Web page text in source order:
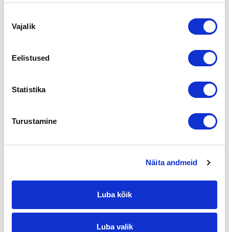
valik
Vajalik
Eelistused
Statistika
Turustamine
Näita andmeid
Luba kõik
Luba valik
Vähintäänkin yhtä iso ongelma on, miten ostaja
etsinyt, tai myyjä voi olla varma, että juuri tälle minä...
osakekaupalla?
Postitatud
ravintolatoimintaa vuokratuissa liiketiloissa ja tähän
koneista ja laitteista. Ostajalla täytyy olla yritys, johon
usein turvallisempi, koska siinä ostetaan tavallisesti vain
sovitut asiat, eikä yllätyksiä helposti tule.Osakekaupassa
vastuineen. Kukaan ei voi olla aivan varma,...